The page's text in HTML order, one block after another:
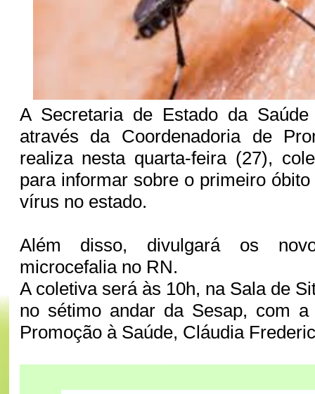
A Secretaria de Estado da Saúde
através da Coordenadoria de
realiza nesta quarta-feira (27),
para informar sobre o primeiro
vírus no estado.
Além disso, divulgará os
microcefalia no RN.
A coletiva será às 10h, na Sala de
no sétimo andar da Sesap, com a
Promoção à Saúde, Cláudia